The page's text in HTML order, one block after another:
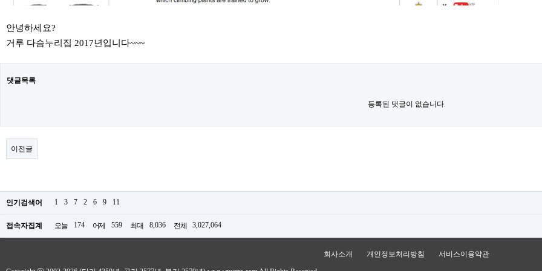
안녕하세요?
거루 다슴누리집 2017년입니다~~~
댓글목록
등록된 댓글이 없습니다.
이전글
인기검색어 1 3 7 2 6 9 11
접속자집계 오늘 174 어제 559 최대 8,036 전체 3,027,064
회사소개 개인정보처리방침 서비스이용약관